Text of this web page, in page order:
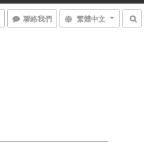
聯絡我們 繁體中文